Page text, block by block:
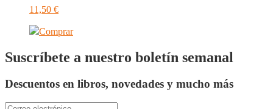
11,50 €
Comprar
Suscríbete a nuestro boletín semanal
Descuentos en libros, novedades y mucho más